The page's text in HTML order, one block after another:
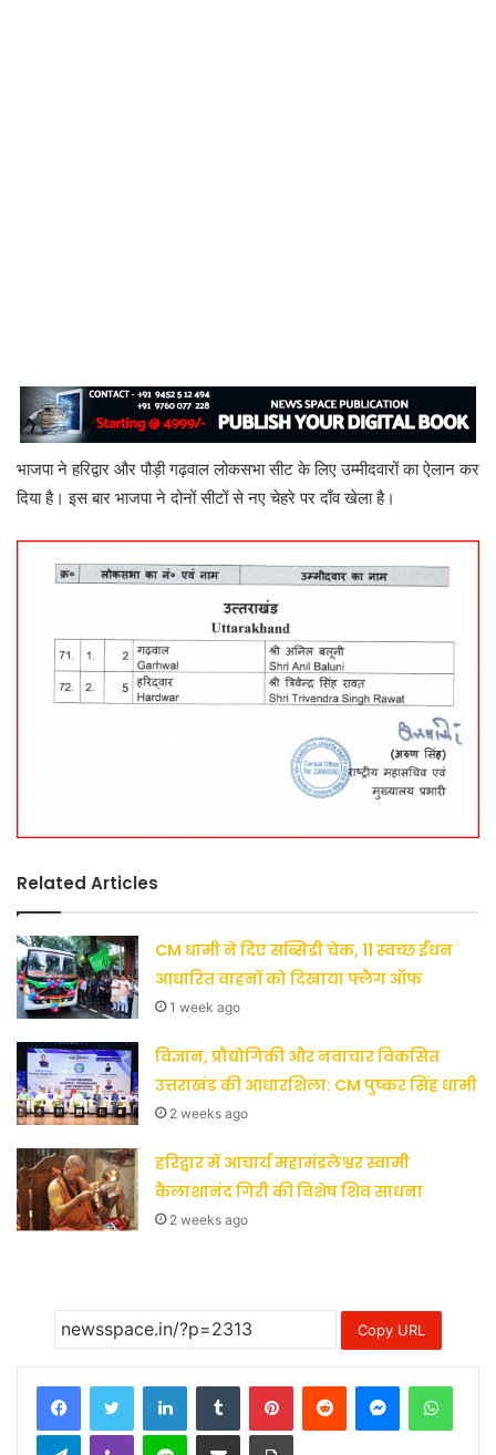
भाजपा ने हरिद्वार और पौड़ी गढ़वाल लोकसभा सीट के लिए उम्मीदवारों का ऐलान कर
दिया है। इस बार भाजपा ने दोनों सीटों से नए चेहरे पर दाँव खेला है।
Related Articles
CM धामी ने दिए सब्सिडी चेक, 11 स्वच्छ ईंधन
आधारित वाहनों को दिखाया फ्लैग ऑफ
1 week ago
विज्ञान, प्रौद्योगिकी और नवाचार विकसित
उत्तराखंड की आधारशिला: CM पुष्कर सिंह धामी
2 weeks ago
हरिद्वार में आचार्य महामंडलेश्वर स्वामी
कैलाशानंद गिरी की विशेष शिव साधना
2 weeks ago
Copy URL
LinkedInTumblr PinterestReddit Messenger
TelegramViber Line Share via Email Print